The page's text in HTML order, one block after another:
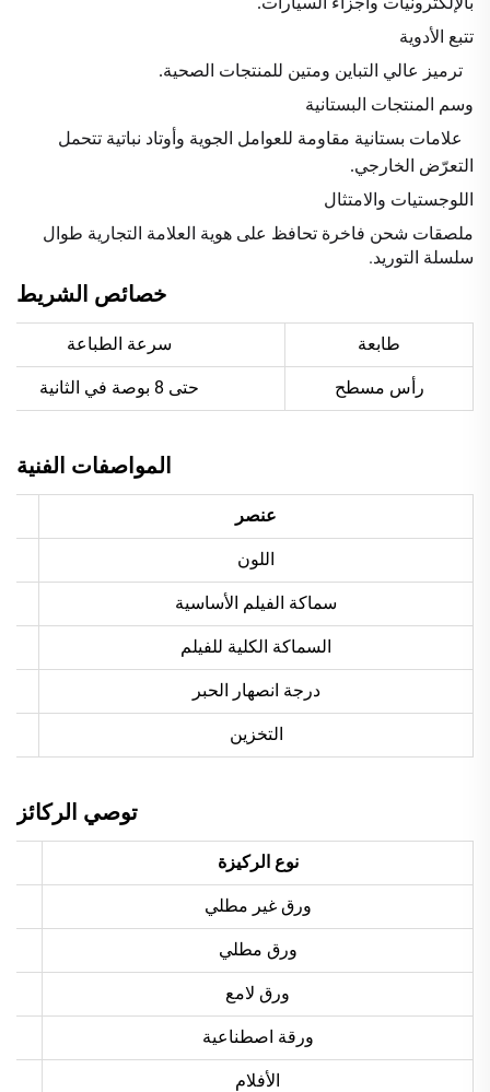
بالإلكترونيات وأجزاء السيارات.
تتبع الأدوية
ترميز عالي التباين ومتين للمنتجات الصحية.
وسم المنتجات البستانية
علامات بستانية مقاومة للعوامل الجوية وأوتاد نباتية تتحمل
التعرّض الخارجي.
اللوجستيات والامتثال
ملصقات شحن فاخرة تحافظ على هوية العلامة التجارية طوال
سلسلة التوريد.
خصائص الشريط
طابعة سرعة الطباعة
رأس مسطح حتى 8 بوصة في الثانية
المواصفات الفنية
عنصر
اللون
سماكة الفيلم الأساسية
السماكة الكلية للفيلم
درجة انصهار الحبر
التخزين
توصي الركائز
نوع الركيزة
ورق غير مطلي
ورق مطلي
ورق لامع
ورقة اصطناعية
الأفلام